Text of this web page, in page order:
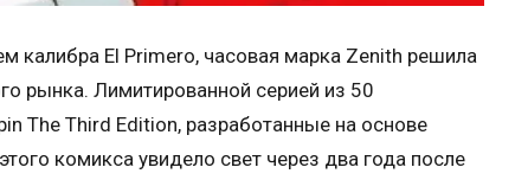
калибра El Primero, часовая марка Zenith решила
рынка. Лимитированной серией из 50
The Third Edition, разработанные на основе
комикса увидело свет через два года после